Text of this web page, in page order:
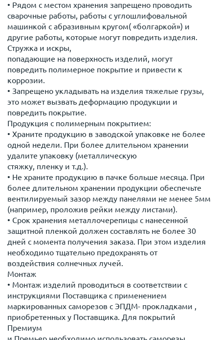
• Рядом с местом хранения запрещено проводить
сварочные работы, работы с углошлифовальной
машинкой с абразивным кругом( «болгаркой») и
другие работы, которые могут повредить изделия.
Стружка и искры,
попадающие на поверхность изделий, могут
повредить полимерное покрытие и привести к
коррозии.
• Запрещено укладывать на изделия тяжелые грузы,
это может вызвать деформацию продукции и
повредить покрытие.
Продукция с полимерным покрытием:
• Храните продукцию в заводской упаковке не более
одной недели. При более длительном хранении
удалите упаковку (металлическую
стяжку, пленку и т.д.).
• Не храните продукцию в пачке больше месяца. При
более длительном хранении продукции обеспечьте
вентилируемый зазор между панелями не менее 5мм
(например, проложив рейки между листами).
• Срок хранения металлочерепицы с нанесенной
защитной пленкой должен составлять не более 30
дней с момента получения заказа. При этом изделия
необходимо тщательно предохранять от
воздействия солнечных лучей.
Монтаж
• Монтаж изделий проводиться в соответствии с
инструкциями Поставщика с применением
маркированных саморезов с ЭПДМ- прокладками ,
приобретенных у Поставщика. Для покрытий
Премиум